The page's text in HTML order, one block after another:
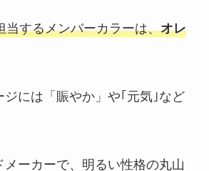
当するメンバーカラーは、オレ
ジには「賑やか」や｢元気｣など
メーカーで、明るい性格の丸山